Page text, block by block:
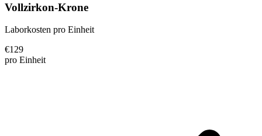
Vollzirkon-Krone
Laborkosten pro Einheit
€129
pro Einheit